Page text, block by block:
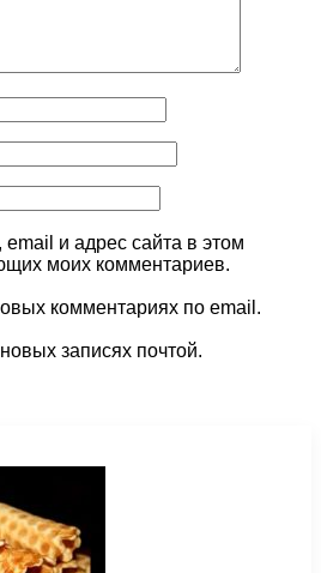
и адрес сайта в этом
моих комментариев.
комментариях по email.
записях почтой.